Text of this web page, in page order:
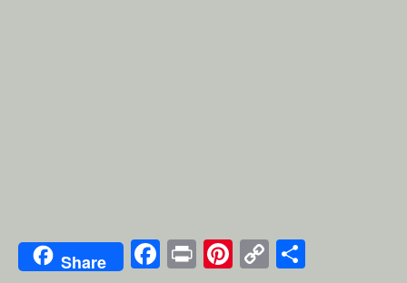
Share Facebook
PrintPinterest
Copy